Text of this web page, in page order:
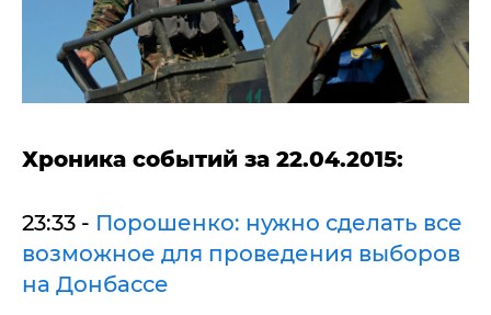
Хроника событий за 22.04.2015:
23:33 - Порошенко: нужно сделать все
возможное для проведения выборов
на Донбассе